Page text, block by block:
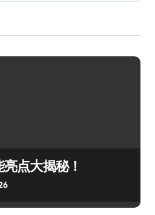
点大揭秘！